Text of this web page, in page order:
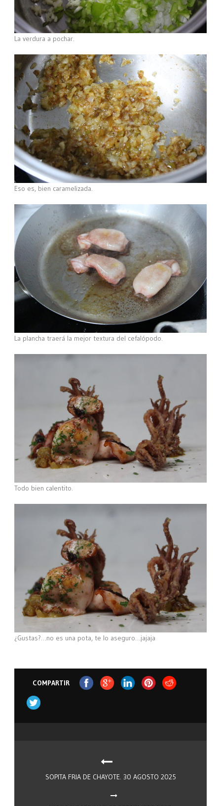
La verdura a pochar.
Eso es, bien caramelizada.
La plancha traerá la mejor textura del cefalópodo.
Todo bien calentito.
¿Gustas?…no es una pota, te lo aseguro…jajaja
COMPARTIR
SOPITA FRIA DE CHAYOTE. 30 AGOSTO 2025